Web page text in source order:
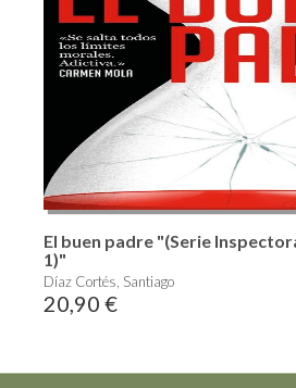
El buen padre "(Serie
1)"
Díaz Cortés, Santiago
20,90 €